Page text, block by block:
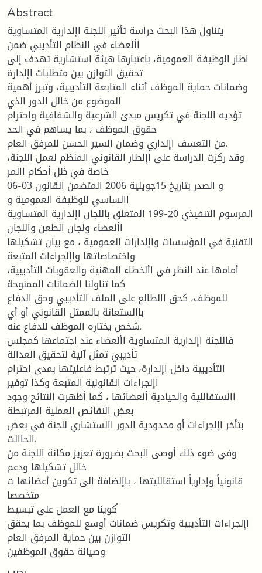
Abstract
يتناول هذا البحث دراسة تأثير اللجنة اإلدارية المتساوية
األعضاء في النظام التأديبي ضمن
اطار الوظيفة العمومية، باعتبارها هيئة استشارية تهدف إلى
تحقيق التوازن بين متطلبات اإلدارة
وضمانات حماية الموظف أثناء المتابعة التأديبية، وتبرز أهمية
الموضوع من خالل الدور الذي
تؤديه اللجنة في تكريس مبدئ الشرعية والشفافية واحترام
حقوق الموظف ، بما يساهم في الحد
من التعسف اإلداري وضمان السير الحسن للمرفق العام.
وقد ركزت الدراسة على اإلطار القانوني المنظم لعمل اللجنة،
خاصة في ظل أحكام االمر
06-03 و الصدر بتاريخ 15جويلية 2006 المتضمن القانون
االساسي للوظيفة العمومية و
المرسوم التنفيذي 20-199 المتعلق باللجان اإلدارية المتساوية
األعضاء ولجان الطعن واللجان
التقنية في المؤسسات واإلدارات العمومية ، مع بيان تشكيلها
واختصاصاتها واإلجراءات المتبعة
أمامها عند النظر في األخطاء المهنية والعقوبات التأديبية،
كما تناولنا الضمانات الممنوحة
للموظف، كحق االطالع على الملف التأديبي وحق الدفاع
باالستعانة بالممثل القانوني أو أي
شخص يختاره الموظف للدفاع عنه.
فاللجنة اإلدارية المتساوية األعضاء عند اجتماعها كمجلس
تأديبي تمثل آلية لتحقيق العدالة
التأديبية داخل اإلدارة، حيث ترتبط فاعليتها بمدى احترام
اإلجراءات القانونية المتبعة وكذا توفير
االستقاللية والحيادية ألعضائها ، كما أظهرت النتائج وجود
بعض النقائص العملية المرتبطة
بتأخر اإلجراءات أو محدودية الدور االستشاري للجنة في بعض
الحاالت.
وفي ضوء ذلك أوصى البحث بضرورة تعزيز مكانة اللجنة من
خالل تشكيلها ودعم
قانونياً وإدارياً استقالليتها ، باإلضافة الى تكوين أعضائها ت
متخصصا
كوينا مع العمل على تبسيط ً
اإلجراءات التأديبية وتكريس ضمانات أوسع للموظف بما يحقق
التوازن بين حماية المرفق العام
وصيانة حقوق الموظفين.